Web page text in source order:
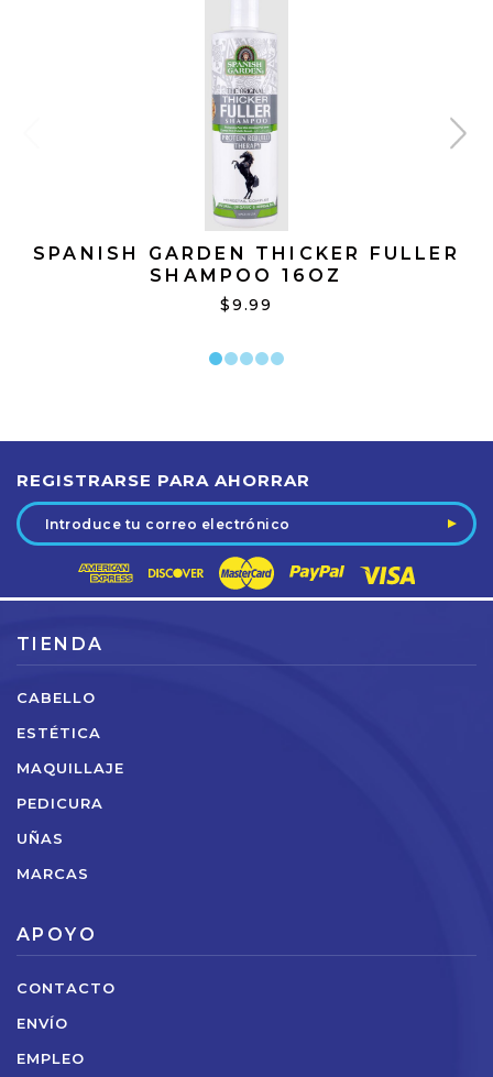
SPANISH GARDEN THICKER FULLER
SHAMPOO 16OZ
$9.99
REGISTRARSE PARA AHORRAR
Dirección
de
electrónico
TIENDA
CABELLO
ESTÉTICA
MAQUILLAJE
PEDICURA
UÑAS
MARCAS
APOYO
CONTACTO
ENVÍO
EMPLEO